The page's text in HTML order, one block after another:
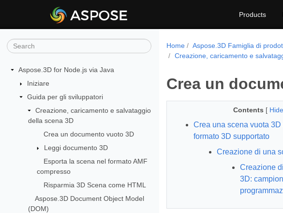
Products
Aspose.3D for Node.js via Java
Iniziare
Guida per gli sviluppatori
Creazione, caricamento e salvataggio
della scena 3D
Crea un documento vuoto 3D
Leggi documento 3D
Esporta la scena nel formato AMF
compresso
Risparmia 3D Scena come HTML
Aspose.3D Document Object Model
(DOM)
Home Aspose.3D Famiglia di
Creazione, caricamento e
Crea un
Contents [ Hide
Crea una scena vuota
formato 3D supportato
Creazione di una
Creazione
3D: